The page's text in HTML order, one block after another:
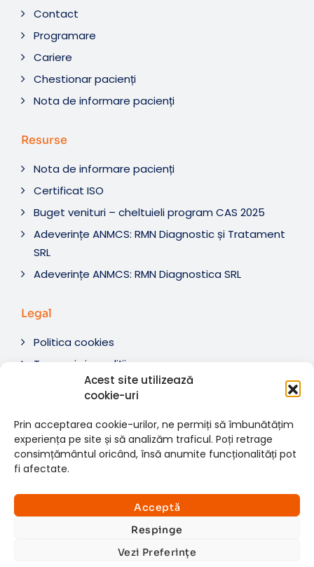
Acest site utilizează
cookie-uri
Prin acceptarea cookie-urilor, ne permiți să îmbunătățim
experiența pe site și să analizăm traficul. Poți retrage
consimțământul oricând, însă anumite funcționalități pot
fi afectate.
Acceptă
Respinge
Vezi Preferințe
Contact
Programare
Cariere
Chestionar pacienți
Nota de informare pacienți
Resurse
Nota de informare pacienți
Certificat ISO
Buget venituri – cheltuieli program CAS 2025
Adeverințe ANMCS: RMN Diagnostic și Tratament
SRL
Adeverințe ANMCS: RMN Diagnostica SRL
Legal
Politica cookies
Termeni si condiții
Soluționare litigii
rezervate.
Website dezvoltat de:www.t-web.ro
×
Consultații si investigații
Află detalii